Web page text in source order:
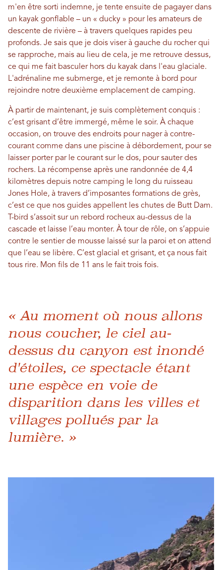
m'en être sorti indemne, je tente ensuite de pagayer dans
un kayak gonflable – un « ducky » pour les amateurs de
descente de rivière – à travers quelques rapides peu
profonds. Je sais que je dois viser à gauche du rocher qui
se rapproche, mais au lieu de cela, je me retrouve dessus,
ce qui me fait basculer hors du kayak dans l'eau glaciale.
L'adrénaline me submerge, et je remonte à bord pour
rejoindre notre deuxième emplacement de camping.
À partir de maintenant, je suis complètement conquis :
c’est grisant d’être immergé, même le soir. À chaque
occasion, on trouve des endroits pour nager à contre-
courant comme dans une piscine à débordement, pour se
laisser porter par le courant sur le dos, pour sauter des
rochers. La récompense après une randonnée de 4,4
kilomètres depuis notre camping le long du ruisseau
Jones Hole, à travers d’imposantes formations de grès,
c’est ce que nos guides appellent les chutes de Butt Dam.
T-bird s’assoit sur un rebord rocheux au-dessus de la
cascade et laisse l’eau monter. À tour de rôle, on s’appuie
contre le sentier de mousse laissé sur la paroi et on attend
que l’eau se libère. C’est glacial et grisant, et ça nous fait
tous rire. Mon fils de 11 ans le fait trois fois.
« Au moment où nous allons
nous coucher, le ciel au-
dessus du canyon est inondé
d'étoiles, ce spectacle étant
une espèce en voie de
disparition dans les villes et
villages pollués par la
lumière. »